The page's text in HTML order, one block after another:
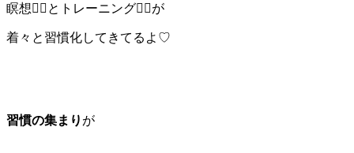
瞑想🧘‍♀️とトレーニング🏋️‍♀️が
着々と習慣化してきてるよ♡
習慣の集まり が